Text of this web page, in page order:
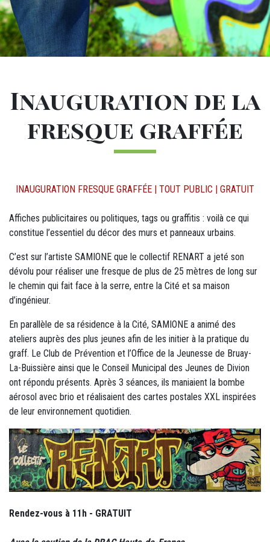
Inauguration de la
fresque graffée
DÉTAILS
INAUGURATION FRESQUE GRAFFÉE | TOUT PUBLIC | GRATUIT
Affiches publicitaires ou politiques, tags ou graffitis : voilà ce qui
constitue l’essentiel du décor des murs et panneaux urbains.
C’est sur l’artiste SAMIONE que le collectif RENART a jeté son
dévolu pour réaliser une fresque de plus de 25 mètres de long sur
le chemin qui fait face à la serre, entre la Cité et sa maison
d’ingénieur.
En parallèle de sa résidence à la Cité, SAMIONE a animé des
ateliers auprès des plus jeunes afin de les initier à la pratique du
graff. Le Club de Prévention et l’Office de la Jeunesse de Bruay-
La-Buissière ainsi que le Conseil Municipal des Jeunes de Divion
ont répondu présents. Après 3 séances, ils maniaient la bombe
aérosol avec brio et réalisaient des cartes postales XXL inspirées
de leur environnement quotidien.
Rendez-vous à 11h - GRATUIT